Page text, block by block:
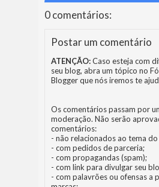
0 comentários:
Postar um comentário
ATENÇÃO:Caso esteja com
seu blog, abra um tópico no
Bloggerque nós iremos te
Os comentários passam por
moderação. Não serão
comentários:
- não relacionados ao tema
- com pedidos de parceria;
- com propagandas (spam);
- com link para divulgar seu
- com palavrões ou ofensas a